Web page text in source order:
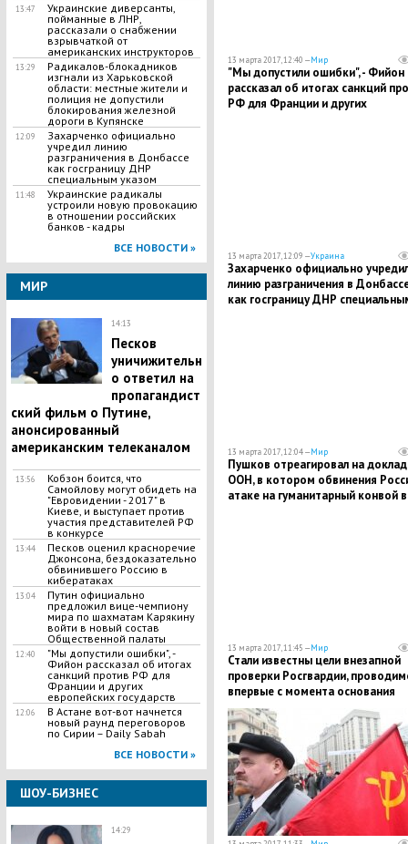
13:47
Украинские диверсанты,
пойманные в ЛНР,
рассказали о снабжении
взрывчаткой от
американских инструкторов
13:29
Радикалов-блокадников
изгнали из Харьковской
области: местные жители и
полиция не допустили
блокирования железной
дороги в Купянске
12:09
Захарченко официально
учредил линию
разграничения в Донбассе
как госграницу ДНР
специальным указом
11:48
Украинские радикалы
устроили новую провокацию
в отношении российских
банков - кадры
ВСЕ НОВОСТИ »
МИР
14:13
Песков
уничижительн
о ответил на
пропагандист
ский фильм о Путине,
анонсированный
американским телеканалом
13:56
Кобзон боится, что
Самойлову могут обидеть на
"Евровидении - 2017" в
Киеве, и выступает против
участия представителей РФ
в конкурсе
13:44
Песков оценил красноречие
Джонсона, бездоказательно
обвинившего Россию в
кибератаках
13:04
Путин официально
предложил вице-чемпиону
мира по шахматам Карякину
войти в новый состав
Общественной палаты
12:40
"Мы допустили ошибки", -
Фийон рассказал об итогах
санкций против РФ для
Франции и других
европейских государств
12:06
В Астане вот-вот начнется
новый раунд переговоров
по Сирии – Daily Sabah
ВСЕ НОВОСТИ »
ШОУ-БИЗНЕС
14:29
13 марта 2017, 12:40 —Мир
"Мы допустили ошибки", - Фийон
рассказал об итогах санкций
РФ для Франции и других
13 марта 2017, 12:09 —Украина
Захарченко официально
линию разграничения в
как госграницу ДНР
13 марта 2017, 12:04 —Мир
Пушков отреагировал на доклад
ООН, в котором обвинения
атаке на гуманитарный конвой в
13 марта 2017, 11:45 —Мир
Стали известны цели внезапной
проверки Росгвардии,
впервые с момента основания
структуры